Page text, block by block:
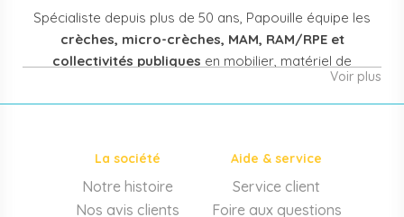
Spécialiste depuis plus de 50 ans, Papouille équipe les
crèches, micro-crèches, MAM, RAM/RPE et
collectivités publiques en mobilier, matériel de
puériculture, jouets et équipement pour structures
d'accueil de la petite enfance. Notre offre couvre
cabinets infirmiers).
Mobilier et équipement de crèche
Voir plus
La société
Notre histoire
Nos avis clients
Aide & service
Service client
Foire aux questions